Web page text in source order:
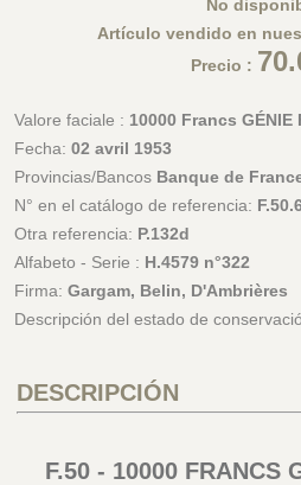
No
Artículo vendido en
Precio :
Valore faciale : 10000 Francs GÉNIE
Fecha: 02 avril 1953
Provincias/Bancos Banque de
N° en el catálogo de referencia:
Otra referencia: P.132d
Alfabeto - Serie : H.4579 n°322
Firma: Gargam, Belin, D'Ambrières
Descripción del estado de
DESCRIPCIÓN
F.50 - 10000 FRANCS